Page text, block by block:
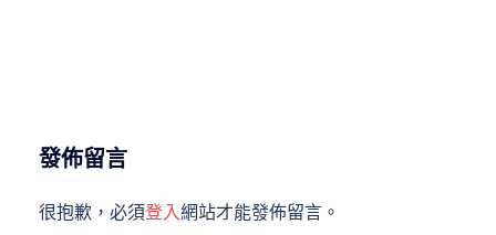
發佈留言
很抱歉，必須登入網站才能發佈留言。